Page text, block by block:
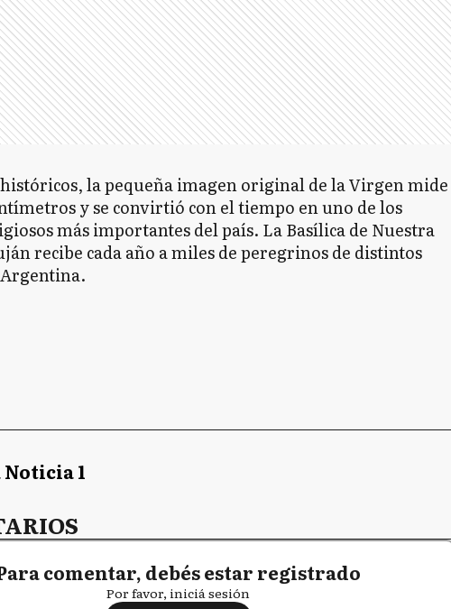
la pequeña imagen original de la Virgen mide
y se convirtió con el tiempo en uno de los
más importantes del país. La Basílica de Nuestra
recibe cada año a miles de peregrinos de distintos
Noticia 1
comentar, debés estar registrado
Por favor, iniciá sesión